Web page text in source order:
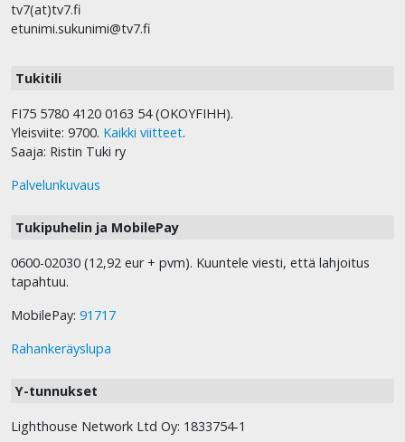
tv7(at)tv7.fi
etunimi.sukunimi@tv7.fi
Tukitili
FI75 5780 4120 0163 54 (OKOYFIHH).
Yleisviite: 9700. Kaikki viitteet.
Saaja: Ristin Tuki ry
Palvelunkuvaus
Tukipuhelin ja MobilePay
0600-02030 (12,92 eur + pvm). Kuuntele viesti, että lahjoitus
tapahtuu.
MobilePay: 91717
Rahankeräyslupa
Y-tunnukset
Lighthouse Network Ltd Oy: 1833754-1